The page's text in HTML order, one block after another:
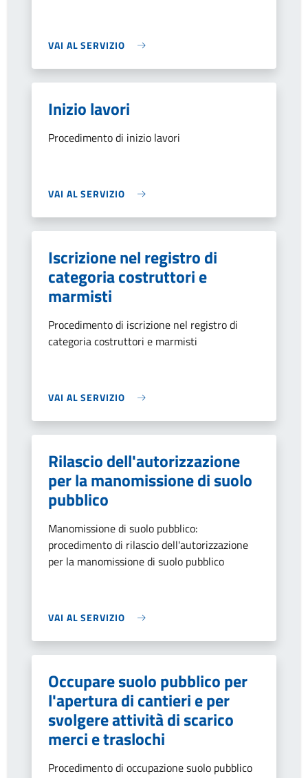
VAI AL SERVIZIO
Inizio lavori
Procedimento di inizio lavori
VAI AL SERVIZIO
Iscrizione nel registro di
categoria costruttori e
marmisti
Procedimento di iscrizione nel registro di
categoria costruttori e marmisti
VAI AL SERVIZIO
Rilascio dell'autorizzazione
per la manomissione di suolo
pubblico
Manomissione di suolo pubblico:
procedimento di rilascio dell'autorizzazione
per la manomissione di suolo pubblico
VAI AL SERVIZIO
Occupare suolo pubblico per
l'apertura di cantieri e per
svolgere attività di scarico
merci e traslochi
Procedimento di occupazione suolo pubblico